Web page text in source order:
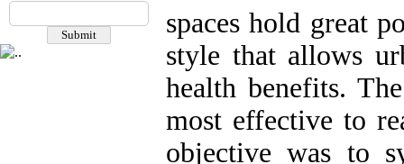
spaces hold great
style that allows
health benefits.
most effective to
objective was to